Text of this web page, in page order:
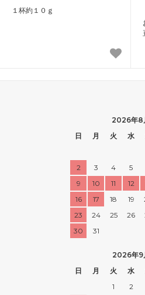
１杯約１０ｇ
2026年8
日
月 火 水
2
3 4 5
9
10 11 12
16
17 18 19
23
24 25 26
30
31
2026年9
日
月 火 水
1
2